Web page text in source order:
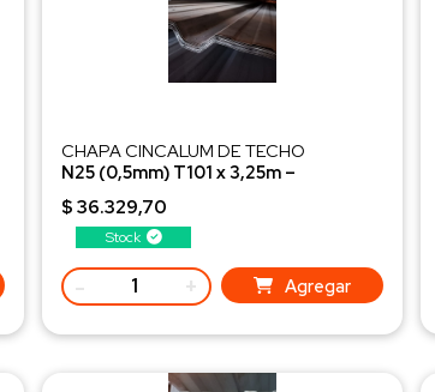
Stock
CHAPA CINCALUM DE TECHO
N25 (0,5mm) T101 x 3,25m –
Seleccionada 2DA
$ 36.329,70
- + Agregar